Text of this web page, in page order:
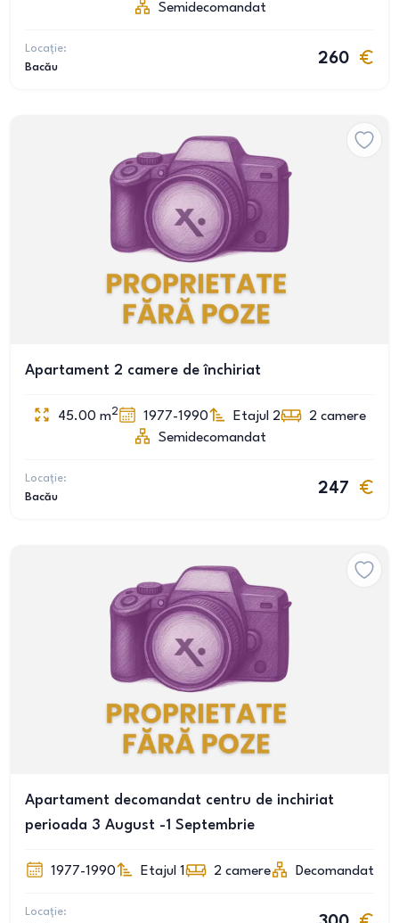
Semidecomandat
Locație:
Bacău
260
Apartament 2 camere de închiriat
45.00 m2 1977-1990 Etajul 2 2 camere
Semidecomandat
Locație:
Bacău
247
Apartament decomandat centru de inchiriat
perioada 3 August -1 Septembrie
1977-1990 Etajul 1 2 camere Decomandat
Locație: